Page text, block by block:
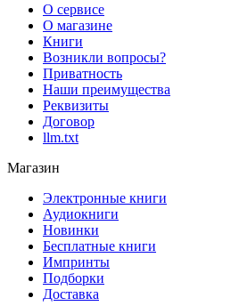
О сервисе
О магазине
Книги
Возникли вопросы?
Приватность
Наши преимущества
Реквизиты
Договор
llm.txt
Магазин
Электронные книги
Аудиокниги
Новинки
Бесплатные книги
Импринты
Подборки
Доставка